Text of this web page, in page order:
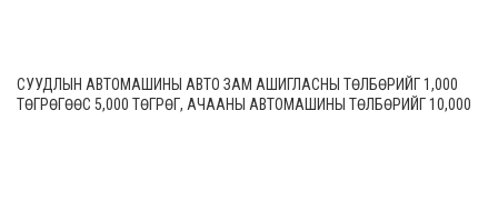
СУУДЛЫН АВТОМАШИНЫ АВТО ЗАМ АШИГЛАСНЫ ТӨЛБӨРИЙГ 1,000
ТӨГРӨГӨӨС 5,000 ТӨГРӨГ, АЧААНЫ АВТОМАШИНЫ ТӨЛБӨРИЙГ 10,000